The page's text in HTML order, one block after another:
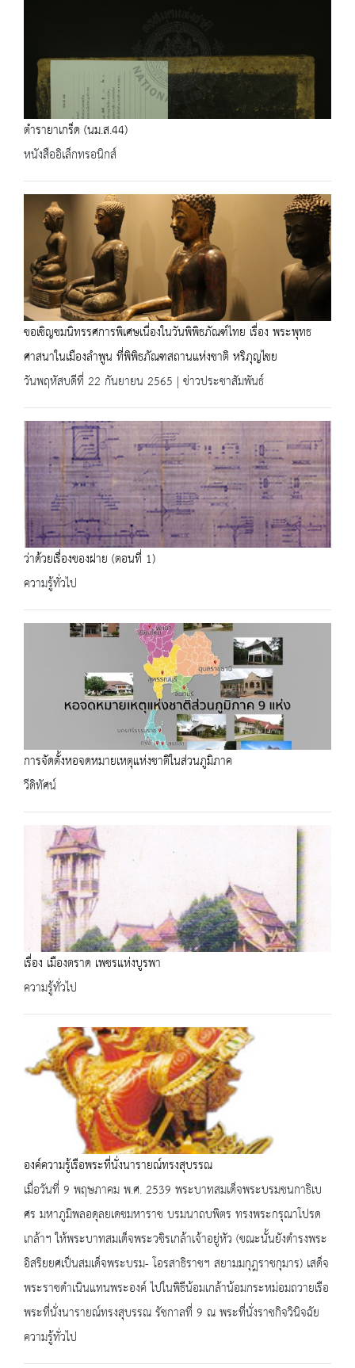
ตำรายาเกร็ด (นม.ส.44)
หนังสืออิเล็กทรอนิกส์
ขอเชิญชมนิทรรศการพิเศษเนื่องในวันพิพิธภัณฑ์ไทย เรื่อง พระพุทธ
ศาสนาในเมืองลำพูน ที่พิพิธภัณฑสถานแห่งชาติ หริภุญไชย
วันพฤหัสบดีที่ 22 กันยายน 2565 | ข่าวประชาสัมพันธ์
ว่าด้วยเรื่องของฝาย (ตอนที่ 1)
ความรู้ทั่วไป
การจัดตั้งหอจดหมายเหตุแห่งชาติในส่วนภูมิภาค
วีดิทัศน์
เรื่อง เมืองตราด เพชรแห่งบูรพา
ความรู้ทั่วไป
องค์ความรู้เรือพระที่นั่งนารายณ์ทรงสุบรรณ
เมื่อวันที่ 9 พฤษภาคม พ.ศ. 2539 พระบาทสมเด็จพระบรมชนกาธิเบ
ศร มหาภูมิพลอดุลยเดชมหาราช บรมนาถบพิตร ทรงพระกรุณาโปรด
เกล้าฯ ให้พระบาทสมเด็จพระวชิรเกล้าเจ้าอยู่หัว (ขณะนั้นยังดำรงพระ
อิสริยยศเป็นสมเด็จพระบรม- โอรสาธิราชฯ สยามมกุฎราชกุมาร) เสด็จ
พระราชดำเนินแทนพระองค์ ไปในพิธีน้อมเกล้าน้อมกระหม่อมถวายเรือ
พระที่นั่งนารายณ์ทรงสุบรรณ รัชกาลที่ 9 ณ พระที่นั่งราชกิจวินิจฉัย
ความรู้ทั่วไป